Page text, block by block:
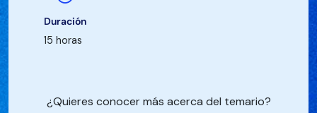
Duración
15 horas
¿Quieres conocer más acerca del temario?